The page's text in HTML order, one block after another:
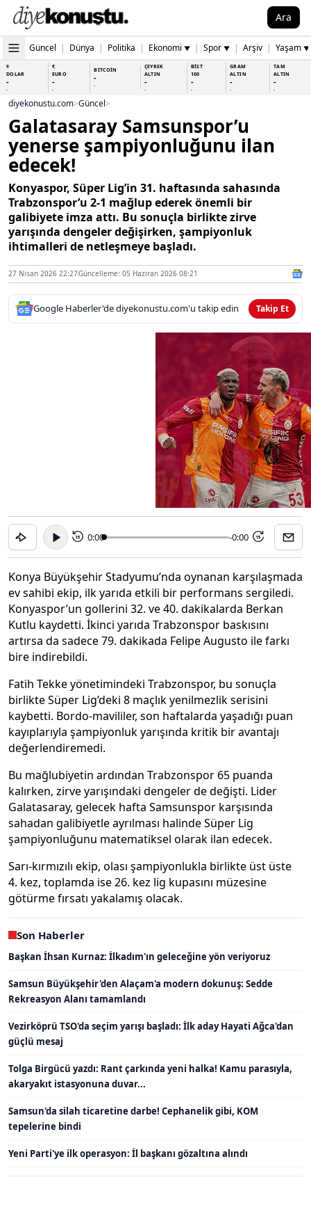
Ara
Güncel | Dünya | Politika | Ekonomi ▼ | Spor ▼ | Arşiv | Yaşam ▼
$
DOLAR
-
-
€
EURO
-
-
BİTCOİN
-
-
ÇEYREK
ALTIN
-
-
BİST
100
-
-
GRAM
ALTIN
-
-
TAM
ALTIN
-
-
diyekonustu.com>Güncel>
Galatasaray Samsunspor’u
yenerse şampiyonluğunu ilan
edecek!
Konyaspor, Süper Lig’in 31. haftasında sahasında
Trabzonspor’u 2-1 mağlup ederek önemli bir
galibiyete imza attı. Bu sonuçla birlikte zirve
yarışında dengeler değişirken, şampiyonluk
ihtimalleri de netleşmeye başladı.
27 Nisan 2026 22:27Güncelleme: 05 Haziran 2026 08:21
Google Haberler'de diyekonustu.com'u takip edin Takip Et
15 0:00 -0:00 15
Konya Büyükşehir Stadyumu’nda oynanan karşılaşmada
ev sahibi ekip, ilk yarıda etkili bir performans sergiledi.
Konyaspor’un gollerini 32. ve 40. dakikalarda Berkan
Kutlu kaydetti. İkinci yarıda Trabzonspor baskısını
artırsa da sadece 79. dakikada Felipe Augusto ile farkı
bire indirebildi.
Fatih Tekke yönetimindeki Trabzonspor, bu sonuçla
birlikte Süper Lig’deki 8 maçlık yenilmezlik serisini
kaybetti. Bordo-mavililer, son haftalarda yaşadığı puan
kayıplarıyla şampiyonluk yarışında kritik bir avantajı
değerlendiremedi.
Bu mağlubiyetin ardından Trabzonspor 65 puanda
kalırken, zirve yarışındaki dengeler de değişti. Lider
Galatasaray, gelecek hafta Samsunspor karşısında
sahadan galibiyetle ayrılması halinde Süper Lig
şampiyonluğunu matematiksel olarak ilan edecek.
Sarı-kırmızılı ekip, olası şampiyonlukla birlikte üst üste
4. kez, toplamda ise 26. kez lig kupasını müzesine
götürme fırsatı yakalamış olacak.
Son Haberler
Başkan İhsan Kurnaz: İlkadım'ın geleceğine yön veriyoruz
Samsun Büyükşehir'den Alaçam'a modern dokunuş: Sedde
Rekreasyon Alanı tamamlandı
Vezirköprü TSO'da seçim yarışı başladı: İlk aday Hayati Ağca'dan
güçlü mesaj
Tolga Birgücü yazdı: Rant çarkında yeni halka! Kamu parasıyla,
akaryakıt istasyonuna duvar...
Samsun'da silah ticaretine darbe! Cephanelik gibi, KOM
tepelerine bindi
Yeni Parti'ye ilk operasyon: İl başkanı gözaltına alındı